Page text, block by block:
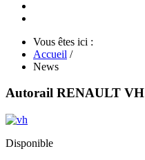
Vous êtes ici :
Accueil /
News
Autorail RENAULT VH
Disponible